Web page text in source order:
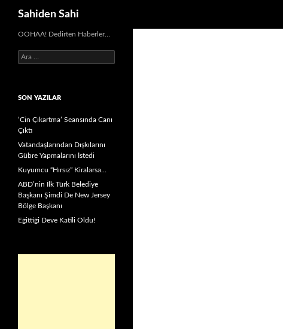
Sahiden Sahi
OOHAA! Dedirten Haberler…
Arama:
SON YAZILAR
‘Cin Çıkartma’ Seansında Canı
Çıktı
Vatandaşlarından Dışkılarını
Gübre Yapmalarını İstedi
Kuyumcu “Hırsız” Kiralarsa…
ABD’nin İlk Türk Belediye
Başkanı Şimdi De New Jersey
Bölge Başkanı
Eğittiği Deve Katili Oldu!